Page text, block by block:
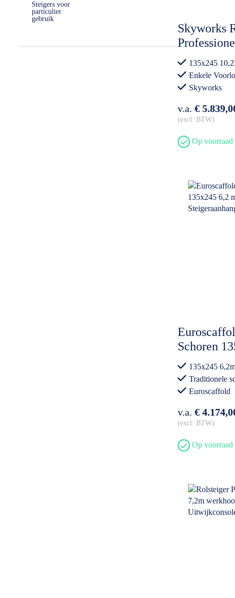
Steigers voor
particulier
gebruik
Skyworks
135x245
Enkele
Skyworks
v.a. €
excl. BTW
Op voorraad
Schoren
135x245
Traditionele
Euroscaffold
v.a. €
excl. BTW
Op voorraad